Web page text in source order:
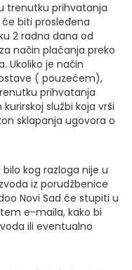
trenutku prihvatanja
biti prosleđena
2 radna dana od
način plaćanja preko
Ukoliko je način
( pouzećem),
prihvatanja
službi koja vrši
sklapanja ugovora o
bilo kog razloga nije u
iz porudžbenice
Novi Sad će stupiti u
e-maila, kako bi
ili eventualno